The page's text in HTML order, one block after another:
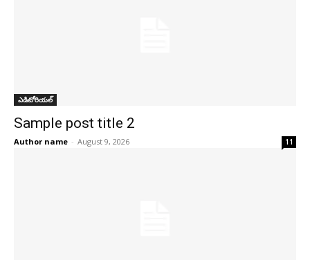
ఎడిటోరియల్
Sample post title 2
Author name - August 9, 2026 11